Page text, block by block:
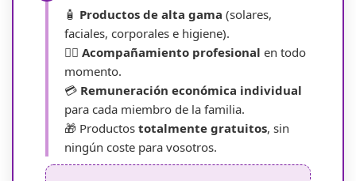
🧴 Productos de alta gama (solares,
faciales, corporales e higiene).
👨‍⚕️ Acompañamiento profesional en todo
momento.
💳 Remuneración económica individual
para cada miembro de la familia.
🎁 Productos totalmente gratuitos, sin
ningún coste para vosotros.